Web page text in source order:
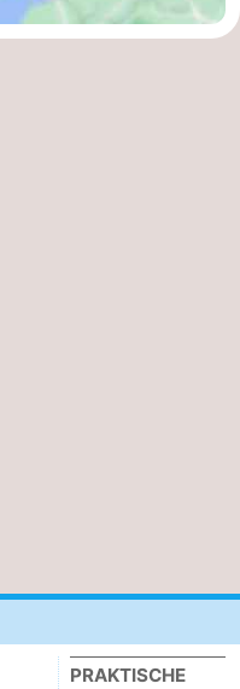
PRAKTISCHE